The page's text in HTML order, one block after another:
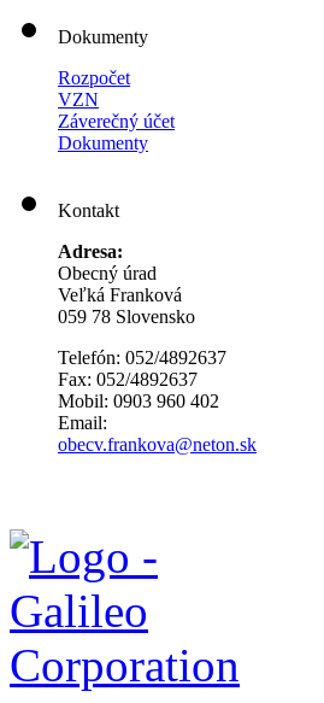
Dokumenty
Rozpočet
VZN
Záverečný účet
Dokumenty
Kontakt
Adresa:
Obecný úrad
Veľká Franková
059 78 Slovensko
Telefón: 052/4892637
Fax: 052/4892637
Mobil: 0903 960 402
Email:
obecv.frankova@neton.sk